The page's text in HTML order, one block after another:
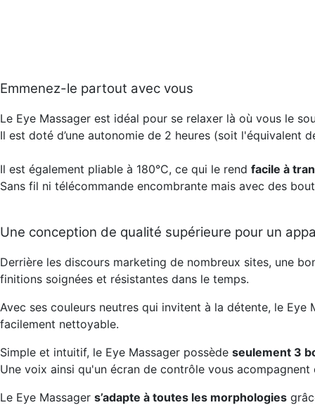
Emmenez-le partout avec vous
Le Eye Massager est idéal pour se relaxer là où vous le
Il est doté d’une autonomie de 2 heures (soit l'équivalent
Il est également pliable à 180°C, ce qui le rend facile à
Sans fil ni télécommande encombrante mais avec des
Une conception de qualité supérieure pour un
Derrière les discours marketing de nombreux sites, une
finitions soignées et résistantes dans le temps.
Avec ses couleurs neutres qui invitent à la détente, le
facilement nettoyable.
Simple et intuitif, le Eye Massager possède seulement 3
Une voix ainsi qu'un écran de contrôle vous acompagnent
Le Eye Massager s’adapte à toutes les morphologies